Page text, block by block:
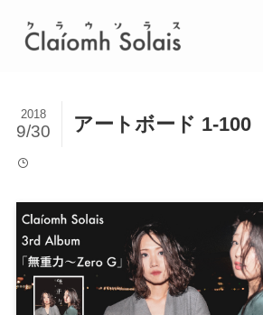
アートボード 1-100
2018
9/30